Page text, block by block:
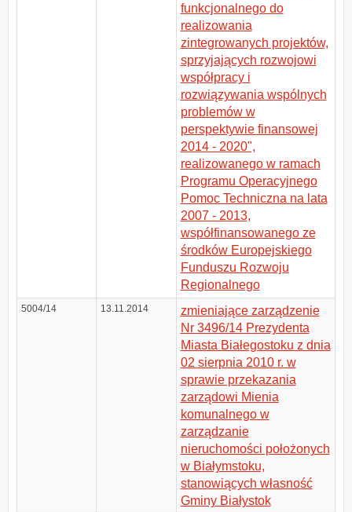
funkcjonalnego do
realizowania
zintegrowanych projektów,
sprzyjających rozwojowi
współpracy i
rozwiązywania wspólnych
problemów w
perspektywie finansowej
2014 - 2020",
realizowanego w ramach
Programu Operacyjnego
Pomoc Techniczna na lata
2007 - 2013,
współfinansowanego ze
środków Europejskiego
Funduszu Rozwoju
Regionalnego
5004/14 13.11.2014
zmieniające zarządzenie
Nr 3496/14 Prezydenta
Miasta Białegostoku z dnia
02 sierpnia 2010 r. w
sprawie przekazania
zarządowi Mienia
komunalnego w
zarządzanie
nieruchomości położonych
w Białymstoku,
stanowiących własność
Gminy Białystok